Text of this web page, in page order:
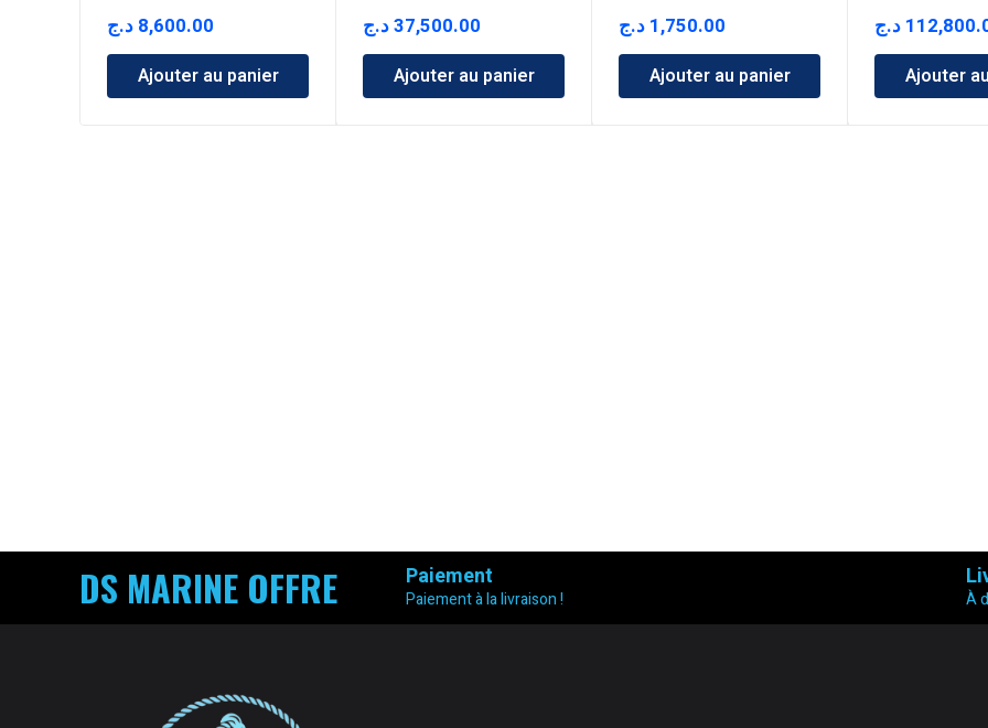
8,600.00 د.ج
Ajouter au panier
37,500.00د.ج
Ajouter au panier
1,750.00 د.ج
Ajouter au panier
د.ج
Ajouter
DS MARINE OFFRE Paiement
Paiement à la livraison ! À